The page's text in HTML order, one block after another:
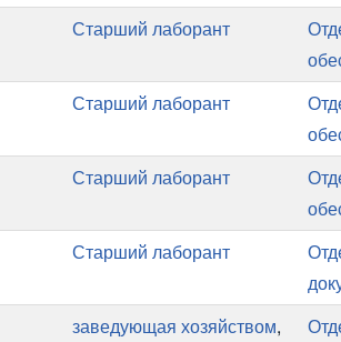
Старший лаборант
Старший лаборант
Старший лаборант
Старший лаборант
заведующая хозяйством,